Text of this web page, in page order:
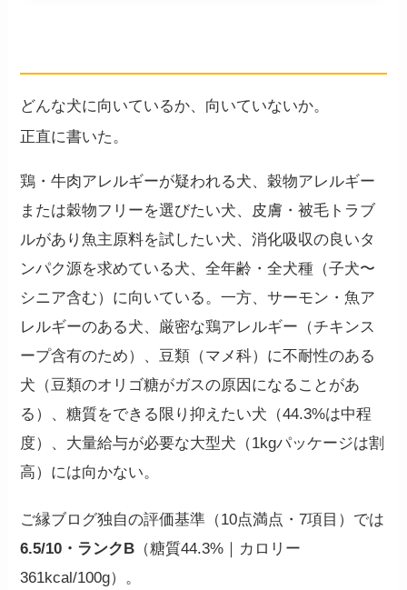
どんな犬に向いているか、向いていないか。
正直に書いた。
鶏・牛肉アレルギーが疑われる犬、穀物アレルギー
または穀物フリーを選びたい犬、皮膚・被毛トラブ
ルがあり魚主原料を試したい犬、消化吸収の良いタ
ンパク源を求めている犬、全年齢・全犬種（子犬〜
シニア含む）に向いている。一方、サーモン・魚ア
レルギーのある犬、厳密な鶏アレルギー（チキンス
ープ含有のため）、豆類（マメ科）に不耐性のある
犬（豆類のオリゴ糖がガスの原因になることがあ
る）、糖質をできる限り抑えたい犬（44.3%は中程
度）、大量給与が必要な大型犬（1kgパッケージは割
高）には向かない。
ご縁ブログ独自の評価基準（10点満点・7項目）では
6.5/10・ランクB （糖質44.3%｜カロリー
361kcal/100g）。